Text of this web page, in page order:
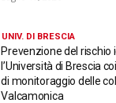
UNIV. DI BRESCIA
Prevenzione del rischio
l’Università di Brescia
di monitoraggio delle
Valcamonica